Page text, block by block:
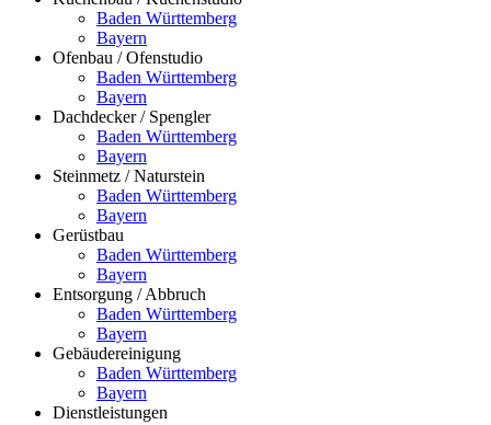
Baden Württemberg
Bayern
Ofenbau / Ofenstudio
Baden Württemberg
Bayern
Dachdecker / Spengler
Baden Württemberg
Bayern
Steinmetz / Naturstein
Baden Württemberg
Bayern
Gerüstbau
Baden Württemberg
Bayern
Entsorgung / Abbruch
Baden Württemberg
Bayern
Gebäudereinigung
Baden Württemberg
Bayern
Dienstleistungen